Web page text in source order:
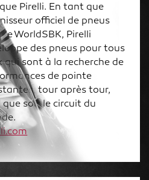
Pirelli. En tant que
officiel de pneus
le WorldSBK, Pirelli
des pneus pour tous
qui sont à la recherche de
de pointe
tour après tour,
que soit le circuit du